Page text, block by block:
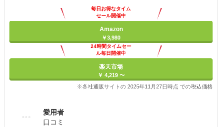
毎日お得なタイム
セール開催中
Amazon
￥3,980
24時間タイムセー
ル毎日開催中
楽天市場
￥ 4,219 〜
※各社通販サイトの 2025年11月27日時点 での税込価格
愛用者
口コミ